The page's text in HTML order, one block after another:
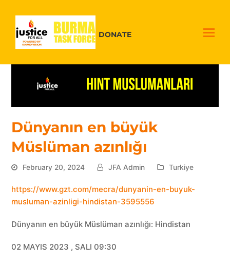
DONATE
Dünyanın en büyük
Müslüman azınlığı
February 20, 2024 JFA Admin Turkiye
https://www.gzt.com/mecra/dunyanin-en-buyuk-
musluman-azinligi-hindistan-3595556
Dünyanın en büyük Müslüman azınlığı: Hindistan
02 MAYIS 2023 , SALI 09:30